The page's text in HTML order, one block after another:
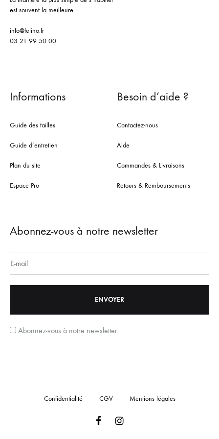
est souvent la meilleure.
info@felino.fr
03 21 99 50 00
Informations
Guide des tailles
Guide d’entretien
Plan du site
Espace Pro
Besoin d’aide ?
Contactez-nous
Aide
Commandes & Livraisons
Retours & Remboursements
Abonnez-vous à notre newsletter
Abonnez-vous à notre newsletter
Confidentialité CGV Mentions légales
FacebookInstagram